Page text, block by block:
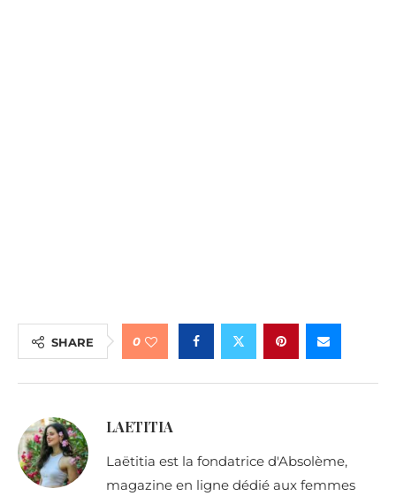
SHARE 0
LAETITIA
Laëtitia est la fondatrice d'Absolème,
magazine en ligne dédié aux femmes